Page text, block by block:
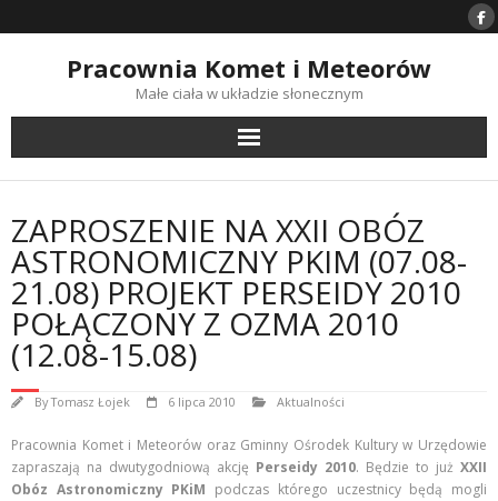
to
Pracownia Komet i Meteorów
Małe ciała w układzie słonecznym
ZAPROSZENIE NA XXII OBÓZ
ASTRONOMICZNY PKIM (07.08-
21.08) PROJEKT PERSEIDY 2010
POŁĄCZONY Z OZMA 2010
(12.08-15.08)
ByTomasz Łojek 6 lipca 2010 Aktualności
Pracownia Komet i Meteorów oraz Gminny Ośrodek Kultury w Urzędowie
zapraszają na dwutygodniową akcję Perseidy 2010. Będzie to już XXII
Obóz Astronomiczny PKiM podczas którego uczestnicy będą mogli